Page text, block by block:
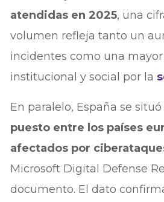
atendidas en 2025, una
volumen refleja tanto un
incidentes como una
institucional y social por la
En paralelo, España se situó
puesto entre los países
afectados por
Microsoft Digital Defense
documento. El dato